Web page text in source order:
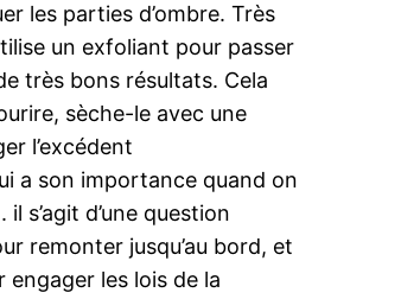
les parties d’ombre. Très
un exfoliant pour passer
très bons résultats. Cela
sèche-le avec une
l’excédent
a son importance quand on
s’agit d’une question
remonter jusqu’au bord, et
les lois de la